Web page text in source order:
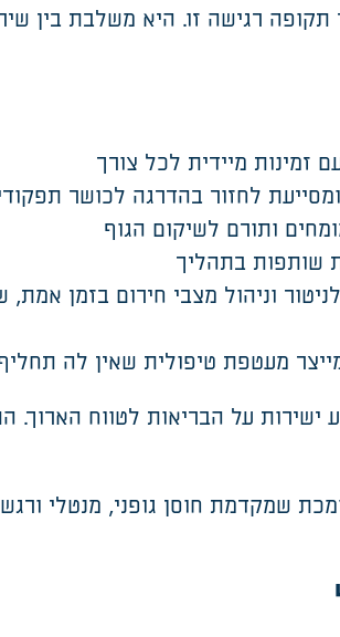
רגישה זו. היא משלבת בין
זמינות מיידית לכל צורך
לחזור בהדרגה לכושר
ותורם לשיקום הגוף
שותפות בתהליך
וניהול מצבי חירום בזמן
מייצר מעטפת טיפולית שאין לה
על הבריאות לטווח הארוך.
שמקדמת חוסן גופני, מנטלי